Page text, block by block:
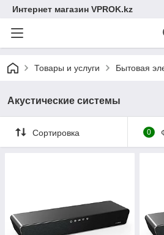
Интернет магазин VPROK.kz
Товары и услуги Бытовая
Акустические системы
Сортировка 0